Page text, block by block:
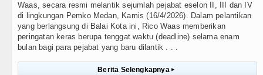
Waas, secara resmi melantik sejumlah pejabat eselon II, III dan IV
di lingkungan Pemko Medan, Kamis (16/4/2026). Dalam pelantikan
yang berlangsung di Balai Kota ini, Rico Waas memberikan
peringatan keras berupa tenggat waktu (deadline) selama enam
bulan bagi para pejabat yang baru dilantik . . .
Berita Selengkapnya ▸